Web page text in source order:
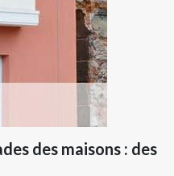
des maisons : des